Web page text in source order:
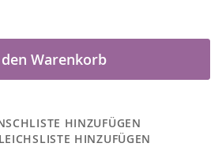
Warenkorb
HINZUFÜGEN
HINZUFÜGEN